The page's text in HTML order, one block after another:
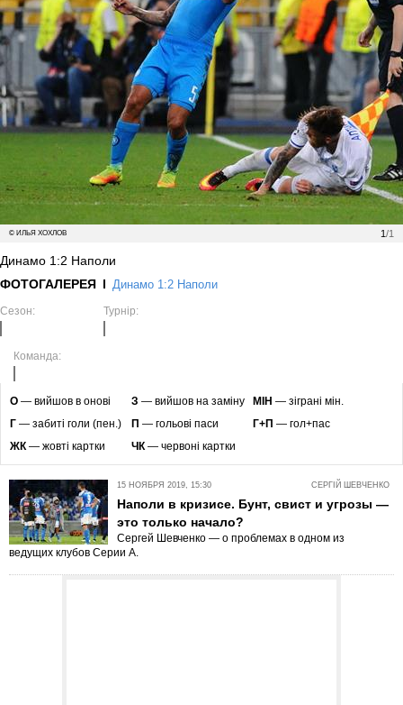
1/1
© ИЛЬЯ ХОХЛОВ
Динамо 1:2 Наполи
ФОТОГАЛЕРЕЯ
Динамо 1:2 Наполи
Сезон: Турнір:
Команда:
O — вийшов в онові З — вийшов на заміну МІН — зіграні мін.
Г — забиті голи (пен.) П — гольові паси Г+П — гол+пас
ЖК— жовті картки ЧК— червоні картки
СЕРГІЙ ШЕВЧЕНКО
15 НОЯБРЯ 2019, 15:30
Наполи в кризисе. Бунт, свист и угрозы —
это только начало?
Сергей Шевченко — о проблемах в одном из
ведущих клубов Серии А.